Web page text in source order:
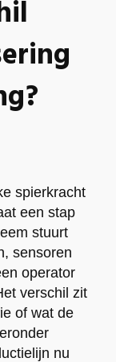
spierkracht
een stap
stuurt
sensoren
operator
verschil zit
of wat de
nu